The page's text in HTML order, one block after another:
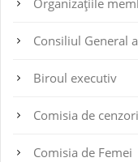
Organizațiile
Consiliul General
Biroul executiv
Comisia de cenzori
Comisia de Femei